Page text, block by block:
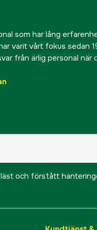
som har lång
varit vårt fokus sedan
från ärlig personal när
och förstått